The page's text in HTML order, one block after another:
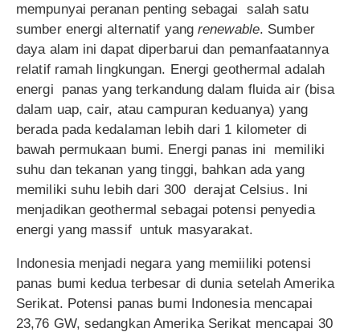
mempunyai peranan penting sebagai salah satu
sumber energi alternatif yangrenewable. Sumber
daya alam ini dapat diperbarui dan pemanfaatannya
relatif ramah lingkungan. Energi geothermal adalah
energi panas yang terkandung dalam fluida air (bisa
dalam uap, cair, atau campuran keduanya) yang
berada pada kedalaman lebih dari 1 kilometer di
bawah permukaan bumi. Energi panas ini memiliki
suhu dan tekanan yang tinggi, bahkan ada yang
memiliki suhu lebih dari 300 derajat Celsius. Ini
menjadikan geothermal sebagai potensi penyedia
energi yang massif untuk masyarakat.
Indonesia menjadi negara yang memiiliki potensi
panas bumi kedua terbesar di dunia setelah Amerika
Serikat. Potensi panas bumi Indonesia mencapai
23,76 GW, sedangkan Amerika Serikat mencapai 30